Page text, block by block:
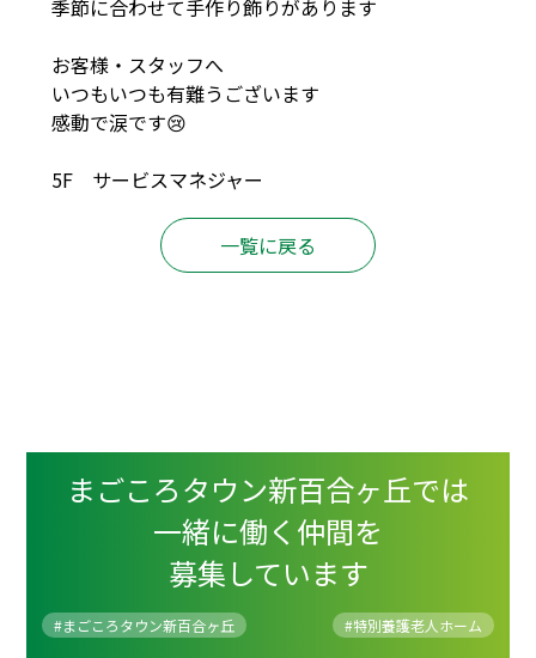
季節に合わせて手作り飾りがあります
お客様・スタッフへ
いつもいつも有難うございます
感動で涙です😢
5F サービスマネジャー
一覧に戻る
まごころタウン新百合ヶ丘では
一緒に働く仲間を
募集しています
#まごころタウン新百合ヶ丘 #特別養護老人ホーム